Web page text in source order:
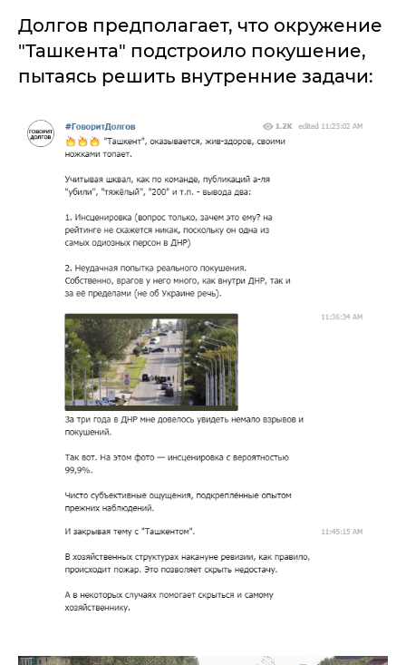
Долгов предполагает, что окружение
"Ташкента" подстроило покушение,
пытаясь решить внутренние задачи: